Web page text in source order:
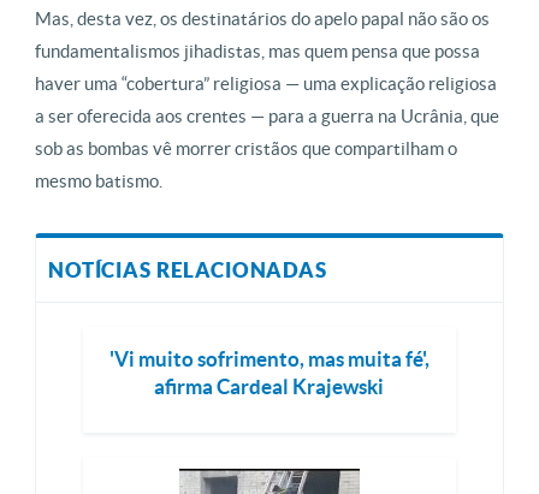
Mas, desta vez, os destinatários do apelo papal não são os
fundamentalismos jihadistas, mas quem pensa que possa
haver uma “cobertura” religiosa — uma explicação religiosa
a ser oferecida aos crentes — para a guerra na Ucrânia, que
sob as bombas vê morrer cristãos que compartilham o
mesmo batismo.
NOTÍCIAS RELACIONADAS
'Vi muito sofrimento, mas muita fé',
afirma Cardeal Krajewski